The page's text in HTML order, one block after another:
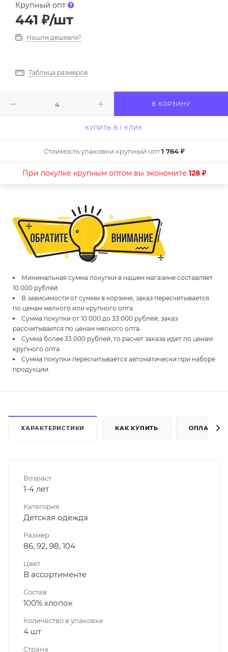
Крупный опт
441 ₽/шт
Нашли дешевле?
Таблица размеров
В КОРЗИНУ
КУПИТЬ В 1 КЛИК
Стоимость упаковки крупный опт1 764 ₽
При покупке крупным оптом вы экономите 128 ₽
Минимальная сумма покупки в нашем магазине составляет
10 000 рублей.
В зависимости от суммы в корзине, заказ пересчитывается
по ценам мелкого или крупного опта.
Сумма покупки от 10 000 до 33 000 рублей, заказ
рассчитывается по ценам мелкого опта.
Сумма более 33 000 рублей, то расчет заказа идет по ценам
крупного опта.
Сумма покупки пересчитывается автоматически при наборе
продукции.
ХАРАКТЕРИСТИКИ КАК КУПИТЬ ОПЛАТА
Возраст
1-4 лет
Категория
Детская одежда
Размер
86, 92, 98, 104
Цвет
В ассортименте
Состав
100% хлопок
Количество в упаковке
4 шт
Страна